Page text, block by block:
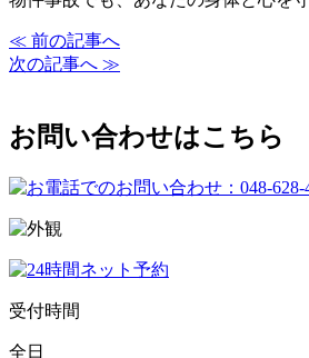
≪ 前の記事へ
次の記事へ ≫
お問い合わせはこちら
受付時間
全日